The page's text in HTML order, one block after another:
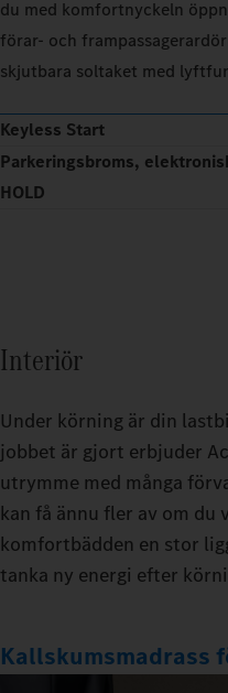
du med komfortnyckeln
förar‑ och
skjutbara soltaket med
Keyless Start
Parkeringsbroms,
HOLD
Interiör
Under körning är din
jobbet är gjort erbjuder
utrymme med många
kan få ännu fler av om
komfortbädden en stor
tanka ny energi efter
Kallskumsmadrass